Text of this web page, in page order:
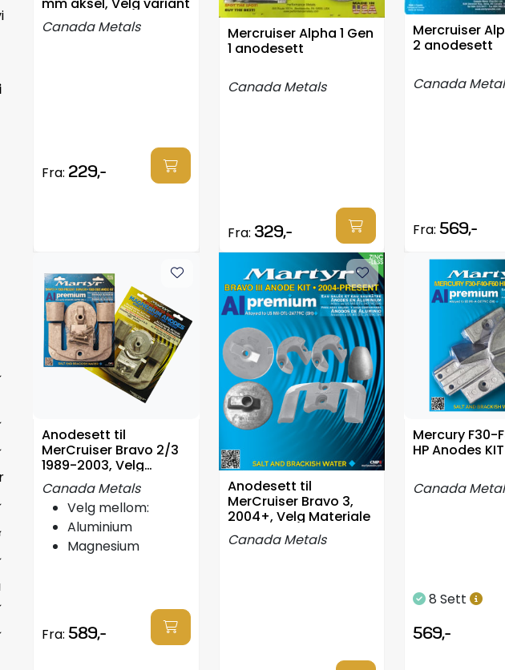
Canada Metals
Fra: 229,-
Mercruiser Alpha 1 Gen
1 anodesett
Canada Metals
Fra: 329,-
Mercruiser
2 anodesett
Canada
Fra: 569,-
Anodesett til
MerCruiser Bravo 2/3
1989-2003, Velg
materiale
Canada Metals
Velg mellom:
Aluminium
Magnesium
Fra: 589,-
Anodesett til
MerCruiser Bravo 3,
2004+, Velg Materiale
Canada Metals
Mercury F30-
HP Anodes
Canada
8 Sett
569,-